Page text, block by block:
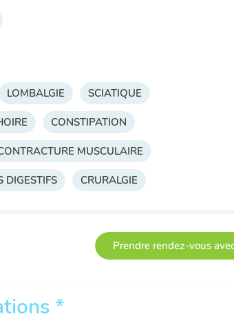
LOMBALGIE SCIATIQUE
CONSTIPATION
MUSCULAIRE
DIGESTIFS CRURALGIE
Prendre rendez-vous
*